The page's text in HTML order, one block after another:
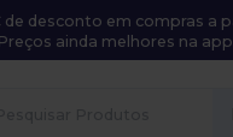
de desconto em compras a
ainda melhores na